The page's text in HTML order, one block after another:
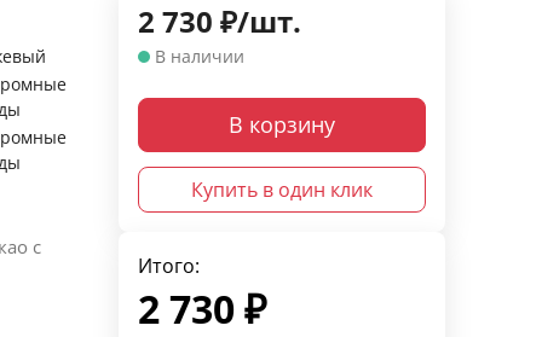
с
2 730 ₽/шт.
В наличии
В корзину
Купить в один клик
Итого:
2 730₽